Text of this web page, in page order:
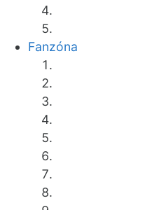
Fanzóna